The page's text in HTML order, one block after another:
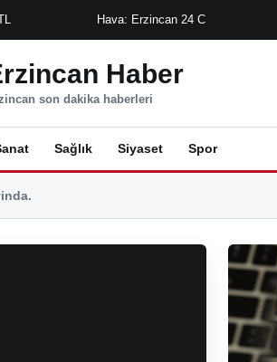
Hava: Erzincan 24 C
Haber
son dakika haberleri
Sağlık Siyaset Spor